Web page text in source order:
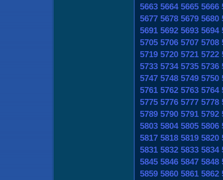
5663 5664 5665 5666
5677 5678 5679 5680
5691 5692 5693 5694
5705 5706 5707 5708
5719 5720 5721 5722
5733 5734 5735 5736
5747 5748 5749 5750
5761 5762 5763 5764
5775 5776 5777 5778
5789 5790 5791 5792
5803 5804 5805 5806
5817 5818 5819 5820
5831 5832 5833 5834
5845 5846 5847 5848
5859 5860 5861 5862